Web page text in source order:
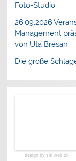
Foto-Studio
26.09.2026
Management
von Uta Bresan
Die große
design by siti web ok